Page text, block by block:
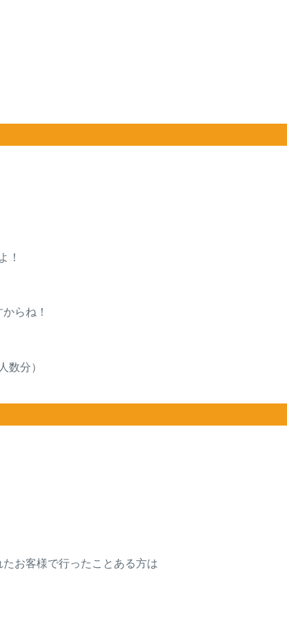
！
らね！
数分）
お客様で行ったことある方は